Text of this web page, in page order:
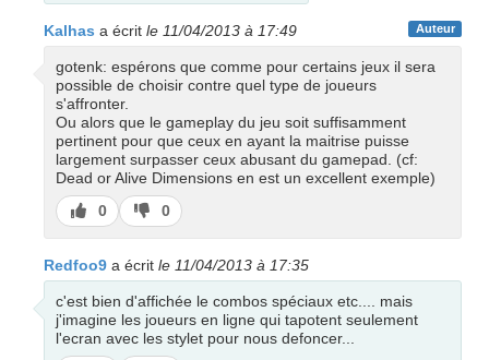
Auteur
Kalhas a écrit le 11/04/2013 à 17:49
gotenk: espérons que comme pour certains jeux il sera
possible de choisir contre quel type de joueurs
s'affronter.
Ou alors que le gameplay du jeu soit suffisamment
pertinent pour que ceux en ayant la maitrise puisse
largement surpasser ceux abusant du gamepad. (cf:
Dead or Alive Dimensions en est un excellent exemple)
J’aime
0
J’aime
pas
0
Redfoo9 a écrit le 11/04/2013 à 17:35
c'est bien d'affichée le combos spéciaux etc.... mais
j'imagine les joueurs en ligne qui tapotent seulement
l'ecran avec les stylet pour nous defoncer...